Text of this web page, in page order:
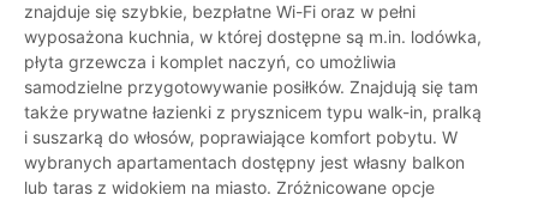
znajduje się szybkie, bezpłatne Wi-Fi oraz w pełni
wyposażona kuchnia, w której dostępne są m.in. lodówka,
płyta grzewcza i komplet naczyń, co umożliwia
samodzielne przygotowywanie posiłków. Znajdują się tam
także prywatne łazienki z prysznicem typu walk-in, pralką
i suszarką do włosów, poprawiające komfort pobytu. W
wybranych apartamentach dostępny jest własny balkon
lub taras z widokiem na miasto. Zróżnicowane opcje